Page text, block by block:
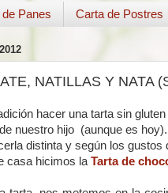
Panes Carta de Postres
NATILLAS Y NATA
hacer una tarta sin
nuestro hijo (aunque es
distinta y según los
casa hicimos la Tarta de